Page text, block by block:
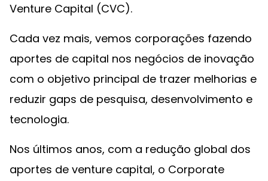
Venture Capital (CVC).
Cada vez mais, vemos corporações fazendo
aportes de capital nos negócios de inovação
com o objetivo principal de trazer melhorias e
reduzir gaps de pesquisa, desenvolvimento e
tecnologia.
Nos últimos anos, com a redução global dos
aportes de venture capital, o Corporate